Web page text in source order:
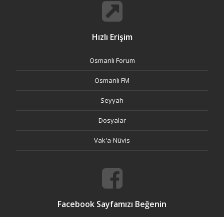
Hızlı Erişim
Osmanlı Forum
Osmanlı FM
Seyyah
Dosyalar
Vak'a-Nüvis
Facebook Sayfamızı Beğenin